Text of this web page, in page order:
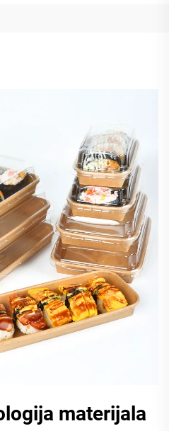
materijala